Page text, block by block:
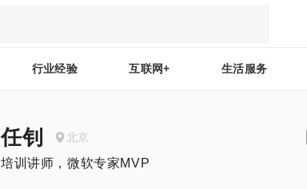
行业经验 互联网+ 生活服务
任钊 北京
培训讲师，微软专家MVP